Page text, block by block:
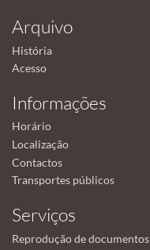
Arquivo
História
Acesso
Informações
Horário
Localização
Contactos
Transportes públicos
Serviços
Reprodução de documentos